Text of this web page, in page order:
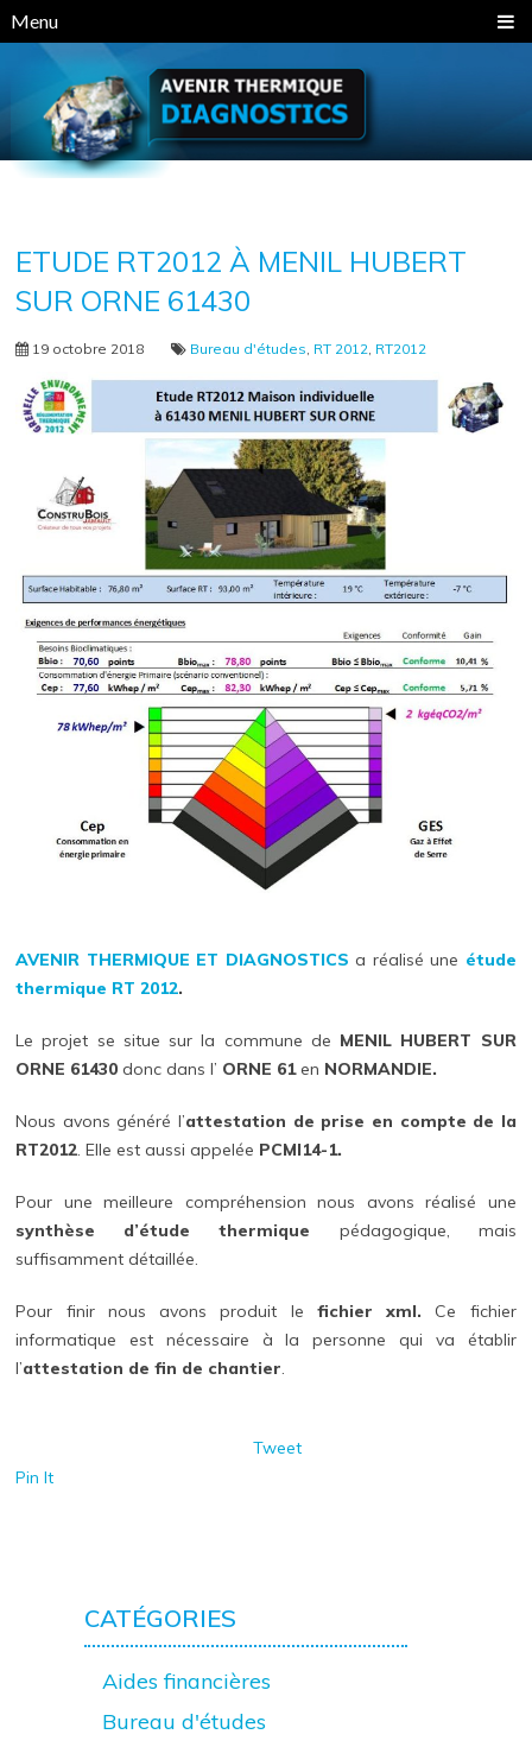
Menu
ETUDE RT2012 À MENIL HUBERT
SUR ORNE 61430
19 octobre 2018 Bureau d'études RT 2012 RT2012
AVENIR THERMIQUE ET DIAGNOSTICS a réalisé une étude
thermique RT 2012.
Le projet se situe sur la commune de MENIL HUBERT SUR
ORNE 61430 donc dans l’ ORNE 61en NORMANDIE.
Nous avons généré l’attestation de prise en compte de la
RT2012. Elle est aussi appelée PCMI14-1.
Pour une meilleure compréhension nous avons réalisé une
synthèse d’étude thermique pédagogique, mais
suffisamment détaillée.
Pour finir nous avons produit le fichier xml. Ce fichier
informatique est nécessaire à la personne qui va établir
l’attestation de fin de chantier.
Tweet
Pin It
CATÉGORIES
Aides financières
Bureau d'études
Panneau de gestion des cookies